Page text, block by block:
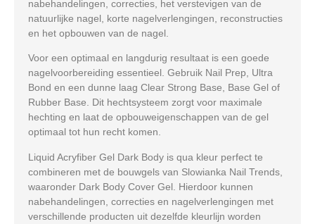
nabehandelingen, correcties, het verstevigen van de
natuurlijke nagel, korte nagelverlengingen, reconstructies
en het opbouwen van de nagel.
Voor een optimaal en langdurig resultaat is een goede
nagelvoorbereiding essentieel. Gebruik Nail Prep, Ultra
Bond en een dunne laag Clear Strong Base, Base Gel of
Rubber Base. Dit hechtsysteem zorgt voor maximale
hechting en laat de opbouweigenschappen van de gel
optimaal tot hun recht komen.
Liquid Acryfiber Gel Dark Body is qua kleur perfect te
combineren met de bouwgels van Slowianka Nail Trends,
waaronder Dark Body Cover Gel . Hierdoor kunnen
nabehandelingen, correcties en nagelverlengingen met
verschillende producten uit dezelfde kleurlijn worden